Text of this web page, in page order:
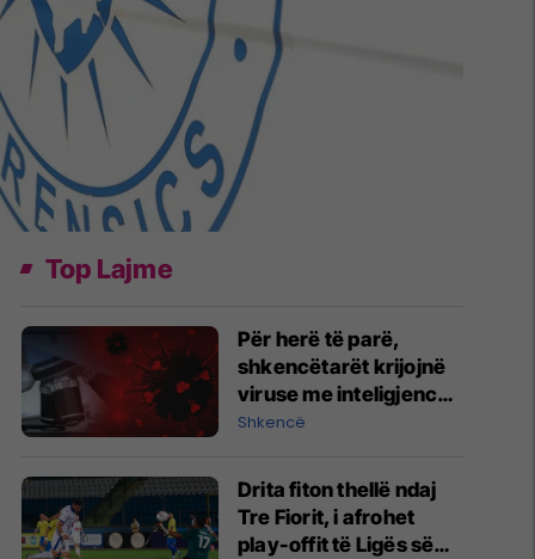
Top Lajme
Për herë të parë,
shkencëtarët krijojnë
viruse me inteligjencë
artificiale
Shkencë
Drita fiton thellë ndaj
Tre Fiorit, i afrohet
play-offit të Ligës së